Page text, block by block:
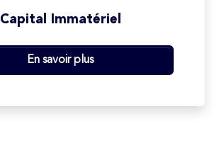
Capital Immatériel
En savoir plus